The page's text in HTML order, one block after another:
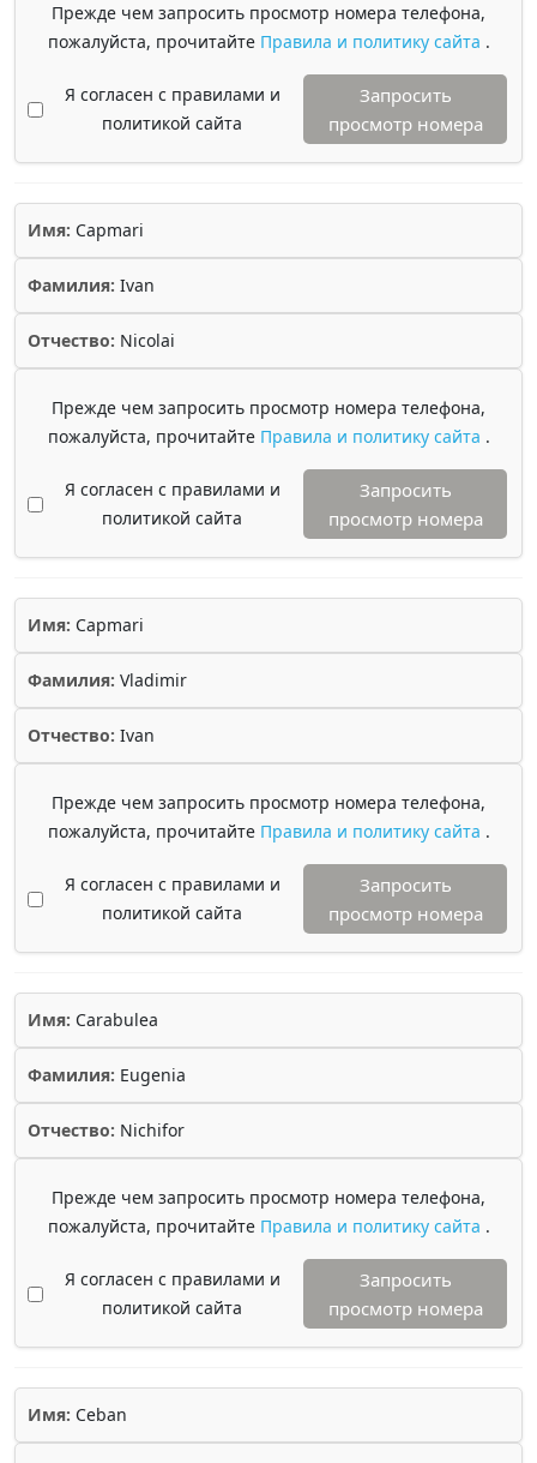
Прежде чем запросить просмотр номера телефона,
пожалуйста, прочитайте Правила и политику сайта .
Я согласен с правилами и
политикой сайта
Запросить
просмотр номера
Имя: Capmari
Фамилия: Ivan
Отчество: Nicolai
Прежде чем запросить просмотр номера телефона,
пожалуйста, прочитайте Правила и политику сайта .
Я согласен с правилами и
политикой сайта
Запросить
просмотр номера
Имя: Capmari
Фамилия: Vladimir
Отчество: Ivan
Прежде чем запросить просмотр номера телефона,
пожалуйста, прочитайте Правила и политику сайта .
Я согласен с правилами и
политикой сайта
Запросить
просмотр номера
Имя: Carabulea
Фамилия: Eugenia
Отчество: Nichifor
Прежде чем запросить просмотр номера телефона,
пожалуйста, прочитайте Правила и политику сайта .
Я согласен с правилами и
политикой сайта
Запросить
просмотр номера
Имя: Ceban